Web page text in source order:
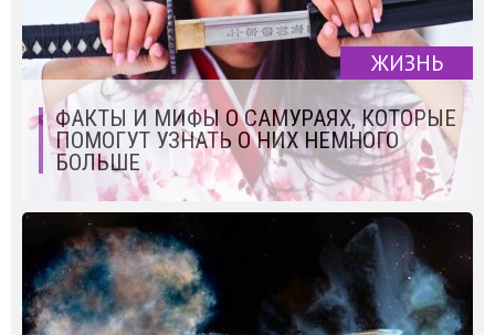
ЖИЗНЬ
ФАКТЫ И МИФЫ О САМУРАЯХ, КОТОРЫЕ
ПОМОГУТ УЗНАТЬ О НИХ НЕМНОГО
БОЛЬШЕ